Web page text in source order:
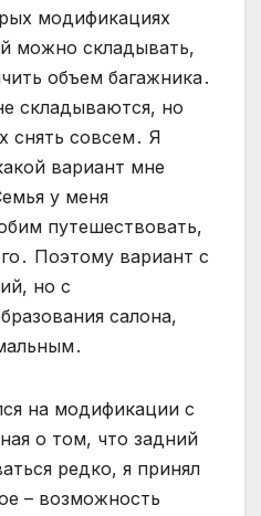
модификациях
можно складывать,
объем багажника․
складываются, но
снять совсем․ Я
вариант мне
у меня
путешествовать,
Поэтому вариант с
но с
салона,
на модификации с
о том, что задний
редко, я принял
– возможность